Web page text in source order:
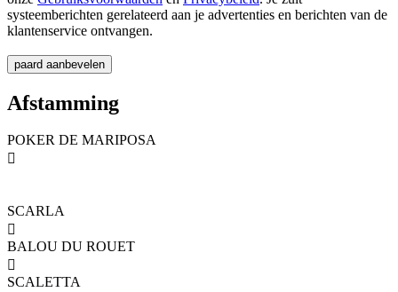
systeemberichten gerelateerd aan je advertenties en berichten van de
klantenservice ontvangen.
Afstamming
POKER DE MARIPOSA

SCARLA

BALOU DU ROUET

SCALETTA